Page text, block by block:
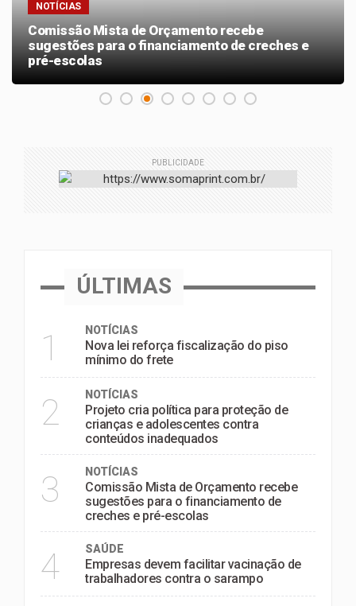
NOTÍCIAS
Comissão Mista de Orçamento recebe
sugestões para o financiamento de creches e
pré-escolas
PUBLICIDADE
ÚLTIMAS
1 NOTÍCIAS
Nova lei reforça fiscalização do piso
mínimo do frete
2 NOTÍCIAS
Projeto cria política para proteção de
crianças e adolescentes contra
conteúdos inadequados
3 NOTÍCIAS
Comissão Mista de Orçamento recebe
sugestões para o financiamento de
creches e pré-escolas
4 SAÚDE
Empresas devem facilitar vacinação de
trabalhadores contra o sarampo